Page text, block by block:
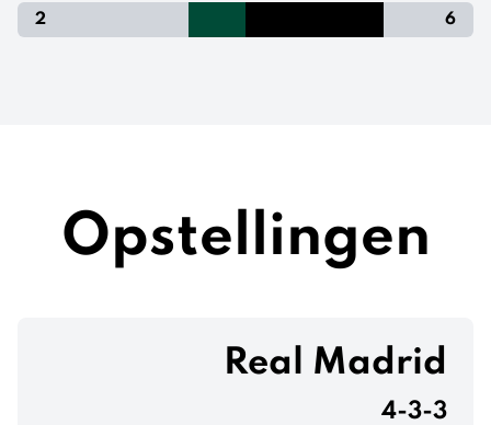
2 6
Opstellingen
Real Madrid
4-3-3